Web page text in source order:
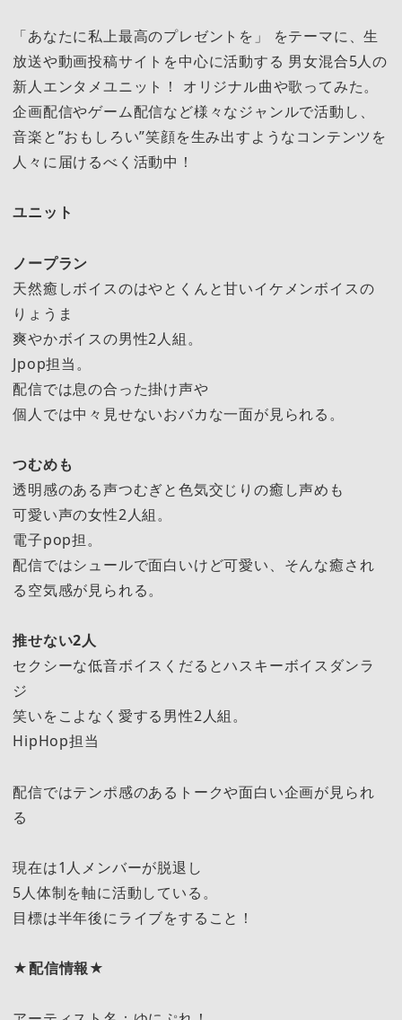
「あなたに私上最高のプレゼントを」 をテーマに、生
放送や動画投稿サイトを中心に活動する 男女混合5人の
新人エンタメユニット！ オリジナル曲や歌ってみた。
企画配信やゲーム配信など様々なジャンルで活動し、
音楽と”おもしろい”笑顔を生み出すようなコンテンツを
人々に届けるべく活動中！
ユニット
ノープラン
天然癒しボイスのはやとくんと甘いイケメンボイスの
りょうま
爽やかボイスの男性2人組。
Jpop担当。
配信では息の合った掛け声や
個人では中々見せないおバカな一面が見られる。
つむめも
透明感のある声つむぎと色気交じりの癒し声めも
可愛い声の女性2人組。
電子pop担。
配信ではシュールで面白いけど可愛い、そんな癒され
る空気感が見られる。
推せない2人
セクシーな低音ボイスくだるとハスキーボイスダンラ
ジ
笑いをこよなく愛する男性2人組。
HipHop担当
配信ではテンポ感のあるトークや面白い企画が見られ
る
現在は1人メンバーが脱退し
5人体制を軸に活動している。
目標は半年後にライブをすること！
★配信情報★